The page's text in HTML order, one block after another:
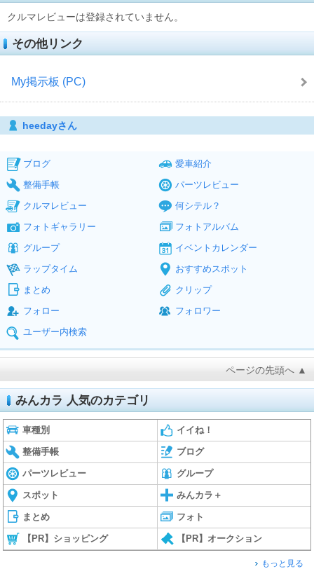
クルマレビューは登録されていません。
その他リンク
My掲示板 (PC)
heedayさん
ブログ
愛車紹介
整備手帳
パーツレビュー
クルマレビュー
何シテル？
フォトギャラリー
フォトアルバム
グループ
イベントカレンダー
ラップタイム
おすすめスポット
まとめ
クリップ
フォロー
フォロワー
ユーザー内検索
ページの先頭へ ▲
みんカラ 人気のカテゴリ
車種別 イイね！
整備手帳 ブログ
パーツレビュー グループ
スポット みんカラ＋
まとめ フォト
【PR】ショッピング 【PR】オークション
もっと見る